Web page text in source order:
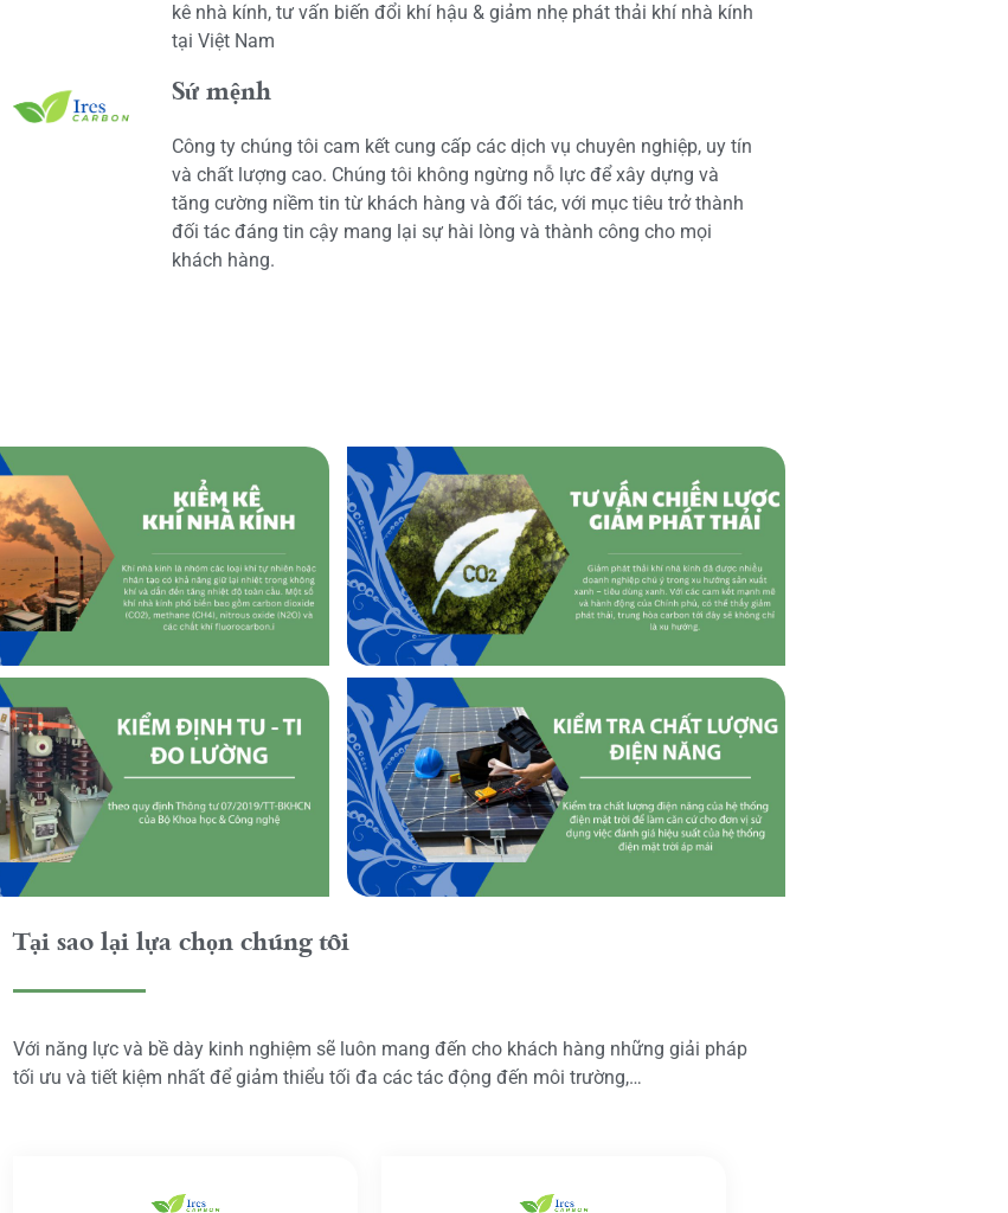
kê nhà kính, tư vấn biến đổi khí hậu & giảm nhẹ phát thải khí nhà kính
tại Việt Nam
Sứ mệnh
Công ty chúng tôi cam kết cung cấp các dịch vụ chuyên nghiệp, uy tín
và chất lượng cao. Chúng tôi không ngừng nỗ lực để xây dựng và
tăng cường niềm tin từ khách hàng và đối tác, với mục tiêu trở thành
đối tác đáng tin cậy mang lại sự hài lòng và thành công cho mọi
khách hàng.
Tại sao lại lựa chọn chúng tôi
Với năng lực và bề dày kinh nghiệm sẽ luôn mang đến cho khách hàng những giải pháp
tối ưu và tiết kiệm nhất để giảm thiểu tối đa các tác động đến môi trường,…